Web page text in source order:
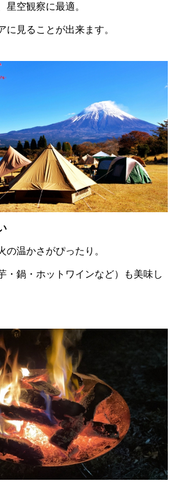
星空観察に最適。
に見ることが出来ます。
の温かさがぴったり。
・鍋・ホットワインなど）も美味し